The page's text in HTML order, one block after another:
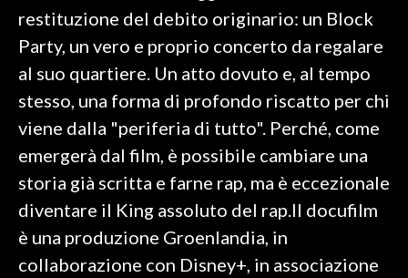
restituzione del debito originario: un Block
Party, un vero e proprio concerto da regalare
al suo quartiere. Un atto dovuto e, al tempo
stesso, una forma di profondo riscatto per chi
viene dalla "periferia di tutto". Perché, come
emergerà dal film, è possibile cambiare una
storia già scritta e farne rap, ma è eccezionale
diventare il King assoluto del rap.Il docufilm
è una produzione Groenlandia, in
collaborazione con Disney+, in associazione